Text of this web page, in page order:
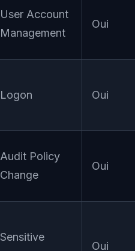
User Account
Management
Oui
Logon Oui
Audit Policy
Change
Oui
Sensitive
Oui